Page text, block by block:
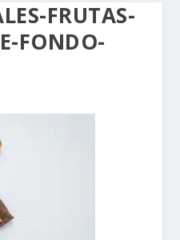
FRUTAS-
FONDO-